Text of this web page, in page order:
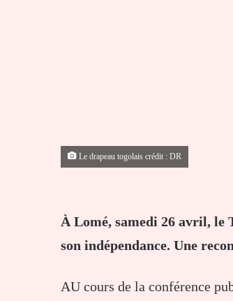
Le drapeau togolais crédit : DR
À Lomé, samedi 26 avril, le
son indépendance. Une
AU cours de la conférence